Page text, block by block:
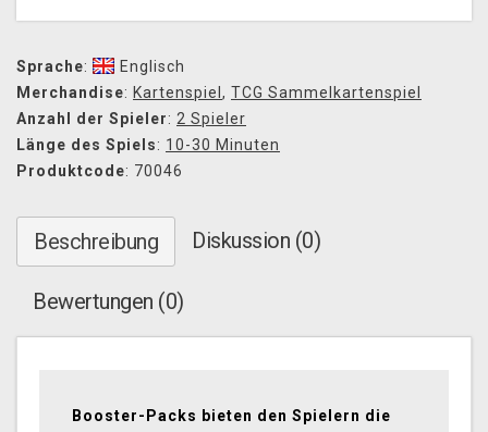
Sprache:
Englisch
Merchandise: Kartenspiel , TCG Sammelkartenspiel
Anzahl der Spieler: 2 Spieler
Länge des Spiels: 10-30 Minuten
Produktcode: 70046
Beschreibung Diskussion (0)
Bewertungen (0)
Booster-Packs bieten den Spielern die